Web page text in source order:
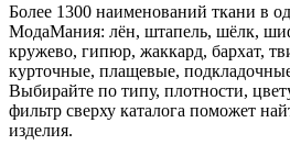
Более 1300 наименований ткани в
МодаМания: лён, штапель, шёлк,
кружево, гипюр, жаккард, бархат,
курточные, плащевые,
Выбирайте по типу, плотности,
фильтр сверху каталога поможет
изделия.